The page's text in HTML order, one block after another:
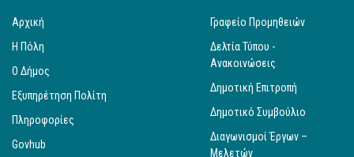
Αρχική
Η Πόλη
Ο Δήμος
Εξυπηρέτηση Πολίτη
Πληροφορίες
Govhub
Γραφείο Προμηθειών
Δελτία Τύπου -
Ανακοινώσεις
Δημοτική Επιτροπή
Δημοτικό Συμβούλιο
Διαγωνισμοί Έργων –
Μελετών